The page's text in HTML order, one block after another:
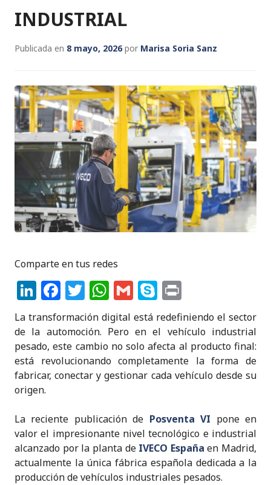
INDUSTRIAL
Publicada en 8 mayo, 2026por Marisa Soria Sanz
Comparte en tus redes
Li
n
k
e
dI
n
F
a
c
e
b
o
k
T
w
it
te
r
W
h
a
ts
A
p
G
m
ai
l
S
k
y
p
e
ri
n
t
La transformación digital está redefiniendo el sector
de la automoción. Pero en el vehículo industrial
pesado, este cambio no solo afecta al producto final:
está revolucionando completamente la forma de
fabricar, conectar y gestionar cada vehículo desde su
origen.
La reciente publicación de Posventa VI pone en
valor el impresionante nivel tecnológico e industrial
alcanzado por la planta de IVECO España en Madrid,
actualmente la única fábrica española dedicada a la
producción de vehículos industriales pesados.